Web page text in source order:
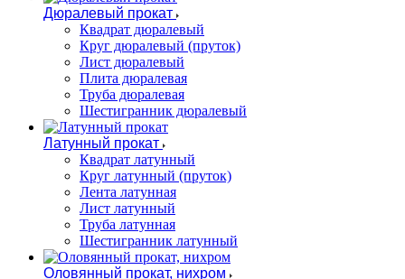
Дюралевый прокат
Квадрат дюралевый
Круг дюралевый (пруток)
Лист дюралевый
Плита дюралевая
Труба дюралевая
Шестигранник дюралевый
Латунный прокат
Квадрат латунный
Круг латунный (пруток)
Лента латунная
Лист латунный
Труба латунная
Шестигранник латунный
Оловянный прокат, нихром